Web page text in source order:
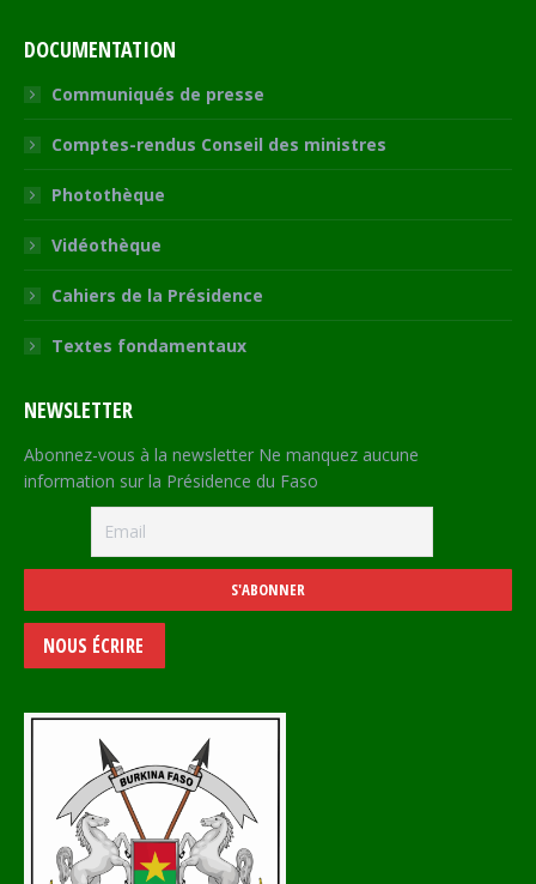
DOCUMENTATION
Communiqués de presse
Comptes-rendus Conseil des ministres
Photothèque
Vidéothèque
Cahiers de la Présidence
Textes fondamentaux
NEWSLETTER
Abonnez-vous à la newsletter Ne manquez aucune
information sur la Présidence du Faso
NOUS ÉCRIRE